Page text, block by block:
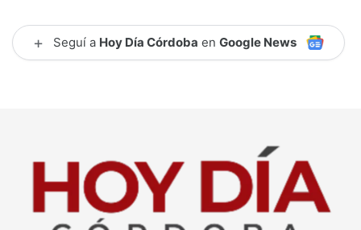
+ Seguí a Hoy Día Córdoba en Google News